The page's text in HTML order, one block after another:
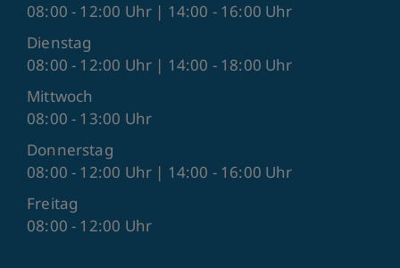
08:00 - 12:00 Uhr | 14:00 - 16:00 Uhr
Dienstag
08:00 - 12:00 Uhr | 14:00 - 18:00 Uhr
Mittwoch
08:00 - 13:00 Uhr
Donnerstag
08:00 - 12:00 Uhr | 14:00 - 16:00 Uhr
Freitag
08:00 - 12:00 Uhr